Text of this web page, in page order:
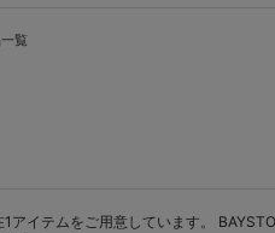
覧
アイテムをご用意しています。